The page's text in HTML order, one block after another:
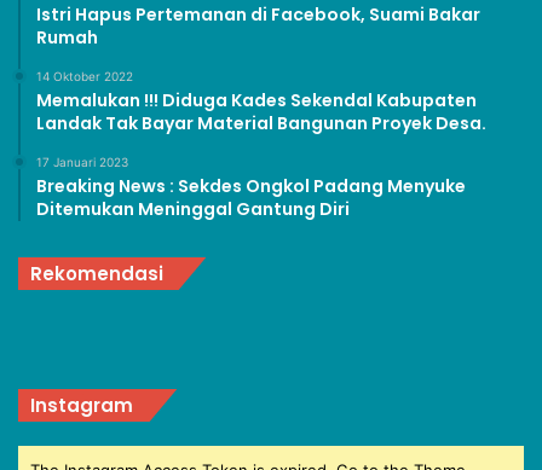
Istri Hapus Pertemanan di Facebook, Suami Bakar
Rumah
14 Oktober 2022
Memalukan !!! Diduga Kades Sekendal Kabupaten
Landak Tak Bayar Material Bangunan Proyek Desa.
17 Januari 2023
Breaking News : Sekdes Ongkol Padang Menyuke
Ditemukan Meninggal Gantung Diri
Rekomendasi
Instagram